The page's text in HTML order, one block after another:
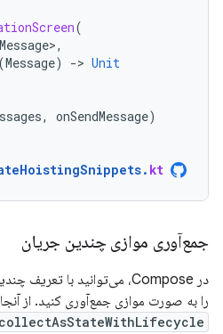
(
,
(Message) -> Unit
, onSendMessage)
. kt
جمع‌آوری موازی چندین جریان
را به صورت موازی جمع‌آوری کنید. از
collectAsStateWithLifecycle